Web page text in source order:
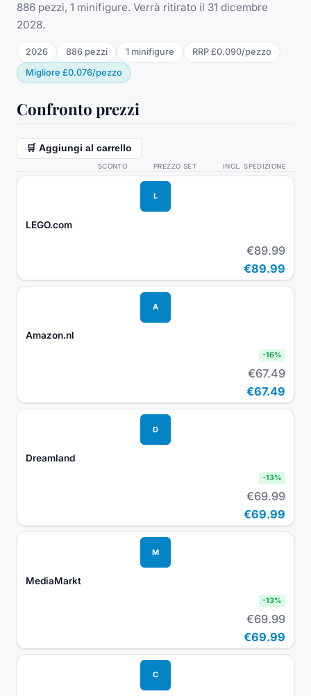
886 pezzi, 1 minifigure. Verrà ritirato il 31 dicembre
2028.
2026 886 pezzi 1 minifigure RRP £0.090/pezzo
Migliore £0.076/pezzo
Confronto prezzi
🛒 Aggiungi al carrello
SCONTO PREZZO SET INCL. SPEDIZIONE
L
LEGO.com
€89.99
€89.99
A
Amazon.nl
-16%
€67.49
€67.49
D
Dreamland
-13%
€69.99
€69.99
M
MediaMarkt
-13%
€69.99
€69.99
C